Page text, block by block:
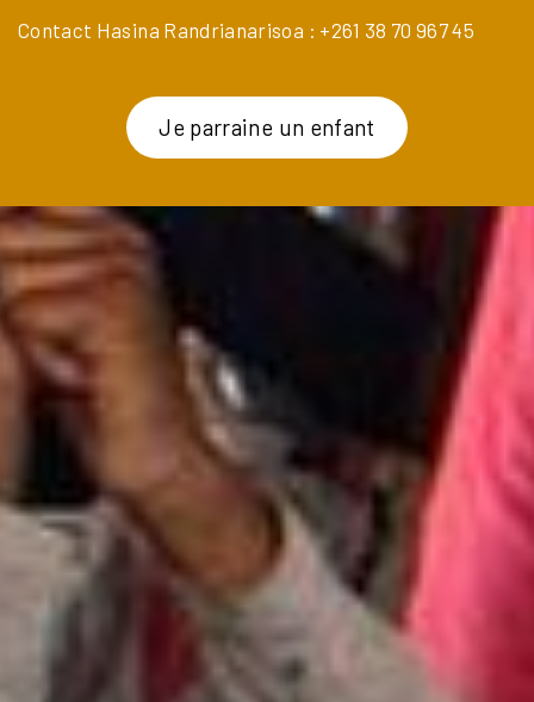
Contact Hasina Randrianarisoa : +261 38 70 967 45
Je parraine un enfant